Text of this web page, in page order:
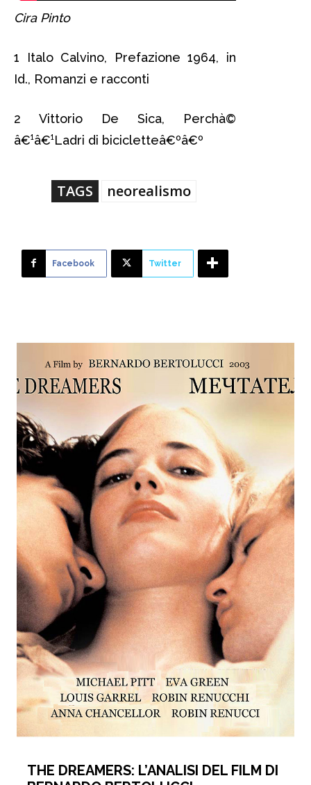
Cira Pinto
1 Italo Calvino, Prefazione 1964, in
Id., Romanzi e racconti
2 Vittorio De Sica, Perchà©
â€¹â€¹Ladri di bicicletteâ€ºâ€º
TAGS neorealismo
Facebook Twitter
THE DREAMERS: L’ANALISI DEL FILM DI